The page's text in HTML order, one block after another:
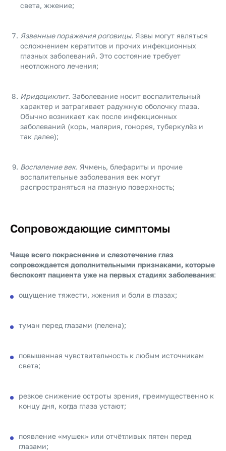
света, жжение;
Язвенные поражения роговицы. Язвы могут являться
осложнением кератитов и прочих инфекционных
глазных заболеваний. Это состояние требует
неотложного лечения;
Иридоциклит. Заболевание носит воспалительный
характер и затрагивает радужную оболочку глаза.
Обычно возникает как после инфекционных
заболеваний (корь, малярия, гонорея, туберкулёз и
так далее);
Воспаление век. Ячмень, блефариты и прочие
воспалительные заболевания век могут
распространяться на глазную поверхность;
Сопровождающие симптомы
Чаще всего покраснение и слезотечение глаз
сопровождается дополнительными признаками, которые
беспокоят пациента уже на первых стадиях заболевания:
ощущение тяжести, жжения и боли в глазах;
туман перед глазами (пелена);
повышенная чувствительность к любым источникам
света;
резкое снижение остроты зрения, преимущественно к
концу дня, когда глаза устают;
появление «мушек» или отчётливых пятен перед
глазами;